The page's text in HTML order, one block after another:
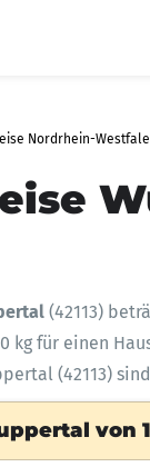
Nordrhein-
(42113)
kg für einen
(42113)
von